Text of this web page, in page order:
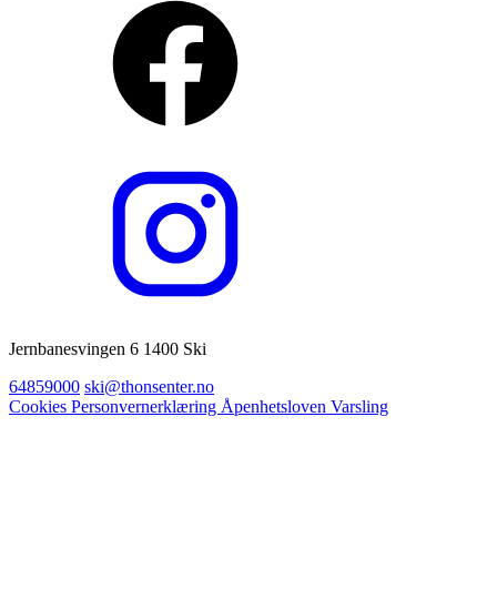
Jernbanesvingen 6 1400 Ski
64859000 ski@thonsenter.no
Cookies Personvernerklæring Åpenhetsloven Varsling